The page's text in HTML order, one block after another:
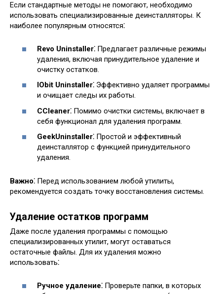
Если стандартные методы не помогают, необходимо
использовать специализированные деинсталляторы. К
наиболее популярным относятся⁚
Revo Uninstaller⁚ Предлагает различные режимы
удаления, включая принудительное удаление и
очистку остатков.
IObit Uninstaller⁚ Эффективно удаляет программы
и очищает следы их работы.
CCleaner⁚ Помимо очистки системы, включает в
себя функционал для удаления программ.
GeekUninstaller⁚ Простой и эффективный
деинсталлятор с функцией принудительного
удаления.
Важно⁚ Перед использованием любой утилиты,
рекомендуется создать точку восстановления системы.
Удаление остатков программ
Даже после удаления программы с помощью
специализированных утилит, могут оставаться
остаточные файлы. Для их удаления можно
использовать⁚
Ручное удаление⁚ Проверьте папки, в которых